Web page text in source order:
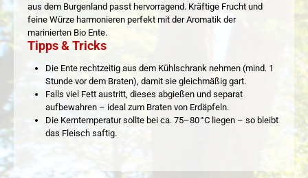
aus dem Burgenland passt hervorragend. Kräftige Frucht und
feine Würze harmonieren perfekt mit der Aromatik der
marinierten Bio Ente.
Tipps & Tricks
Die Ente rechtzeitig aus dem Kühlschrank nehmen (mind. 1
Stunde vor dem Braten), damit sie gleichmäßig gart.
Falls viel Fett austritt, dieses abgießen und separat
aufbewahren – ideal zum Braten von Erdäpfeln.
Die Kerntemperatur sollte bei ca. 75–80 °C liegen – so bleibt
das Fleisch saftig.